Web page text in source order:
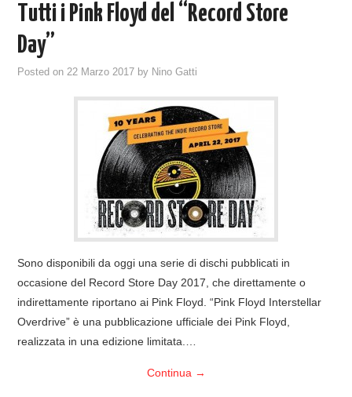
Tutti i Pink Floyd del “Record Store
Day”
Posted on22 Marzo 2017 by Nino Gatti
Sono disponibili da oggi una serie di dischi pubblicati in
occasione del Record Store Day 2017, che direttamente o
indirettamente riportano ai Pink Floyd. “Pink Floyd Interstellar
Overdrive” è una pubblicazione ufficiale dei Pink Floyd,
realizzata in una edizione limitata.…
Continua →